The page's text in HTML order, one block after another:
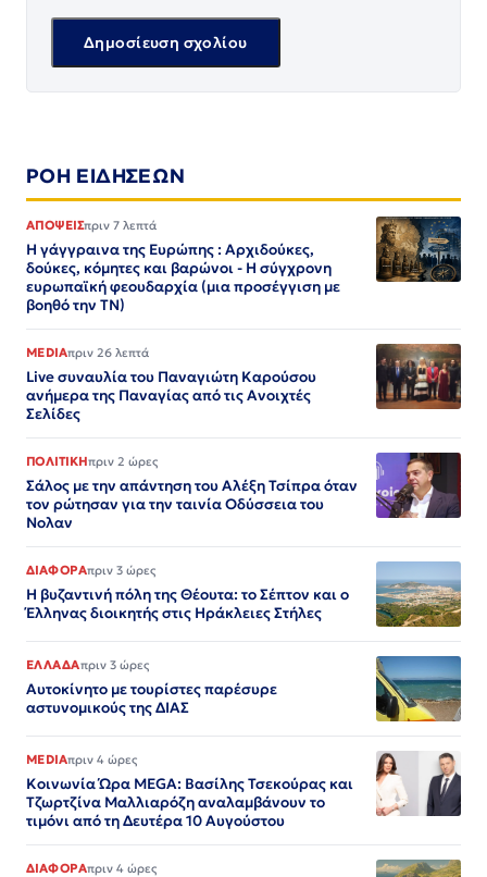
ΡΟΗ ΕΙΔΗΣΕΩΝ
ΑΠΟΨΕΙΣπριν 7 λεπτά
Η γάγγραινα της Ευρώπης : Αρχιδούκες,
δούκες, κόμητες και βαρώνοι - Η σύγχρονη
ευρωπαϊκή φεουδαρχία (μια προσέγγιση με
βοηθό την ΤΝ)
MEDIAπριν 26 λεπτά
Live συναυλία του Παναγιώτη Καρούσου
ανήμερα της Παναγίας από τις Ανοιχτές
Σελίδες
ΠΟΛΙΤΙΚΗπριν 2 ώρες
Σάλος με την απάντηση του Αλέξη Τσίπρα όταν
τον ρώτησαν για την ταινία Οδύσσεια του
Νολαν
ΔΙΑΦΟΡΑπριν 3 ώρες
Η βυζαντινή πόλη της Θέουτα: το Σέπτον και ο
Έλληνας διοικητής στις Ηράκλειες Στήλες
ΕΛΛΑΔΑπριν 3 ώρες
Αυτοκίνητο με τουρίστες παρέσυρε
αστυνομικούς της ΔΙΑΣ
MEDIAπριν 4 ώρες
Κοινωνία Ώρα MEGA: Βασίλης Τσεκούρας και
Τζωρτζίνα Μαλλιαρόζη αναλαμβάνουν το
τιμόνι από τη Δευτέρα 10 Αυγούστου
ΔΙΑΦΟΡΑπριν 4 ώρες